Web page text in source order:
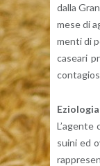
dalla
mese di
men­ti di
ca­sea­ri
suini ed